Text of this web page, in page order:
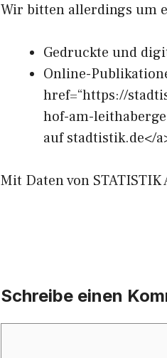
Wir bitten allerdings um
Gedruckte und
Online-
href=“https://
hof-am-
auf stadtistik.de</
Mit Daten von STATISTIK
Schreibe einen